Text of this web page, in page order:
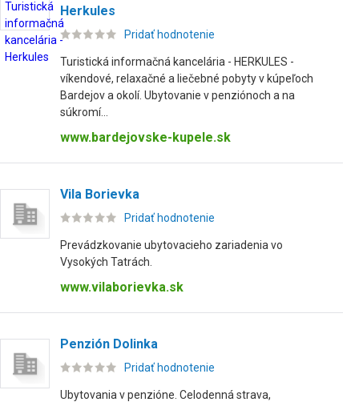
Herkules
Pridať hodnotenie
Turistická informačná kancelária - HERKULES -
víkendové, relaxačné a liečebné pobyty v kúpeľoch
Bardejov a okolí. Ubytovanie v penziónoch a na
súkromí...
www.bardejovske-kupele.sk
Vila Borievka
Pridať hodnotenie
Prevádzkovanie ubytovacieho zariadenia vo
Vysokých Tatrách.
www.vilaborievka.sk
Penzión Dolinka
Pridať hodnotenie
Ubytovania v penzióne. Celodenná strava,